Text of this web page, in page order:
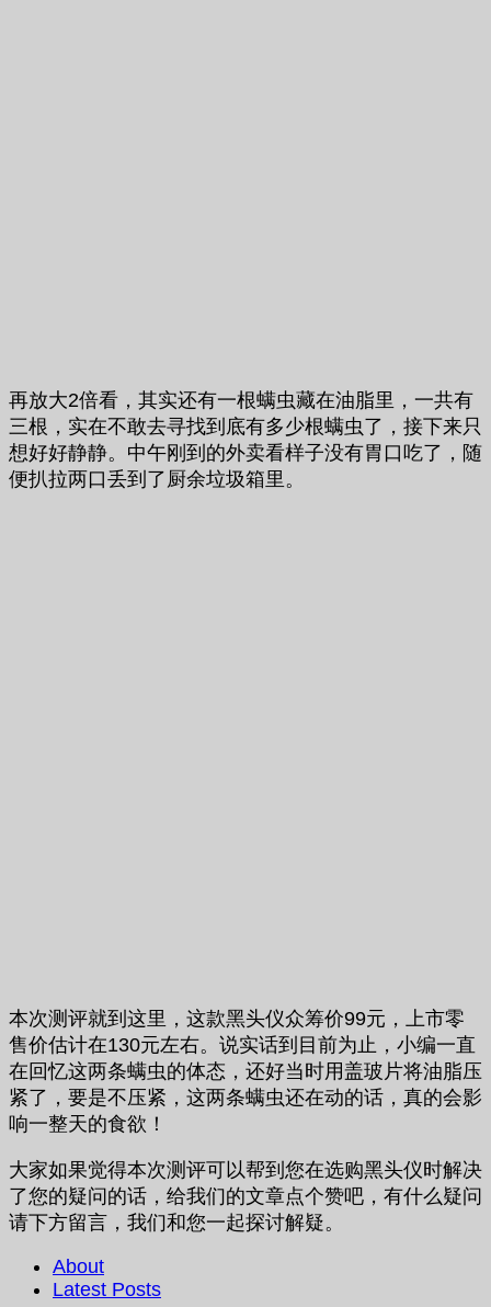
再放大2倍看，其实还有一根螨虫藏在油脂里，一共有
三根，实在不敢去寻找到底有多少根螨虫了，接下来只
想好好静静。中午刚到的外卖看样子没有胃口吃了，随
便扒拉两口丢到了厨余垃圾箱里。
本次测评就到这里，这款黑头仪众筹价99元，上市零
售价估计在130元左右。说实话到目前为止，小编一直
在回忆这两条螨虫的体态，还好当时用盖玻片将油脂压
紧了，要是不压紧，这两条螨虫还在动的话，真的会影
响一整天的食欲！
大家如果觉得本次测评可以帮到您在选购黑头仪时解决
了您的疑问的话，给我们的文章点个赞吧，有什么疑问
请下方留言，我们和您一起探讨解疑。
About
Latest Posts